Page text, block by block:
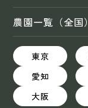
農園一覧（全国）
東京
愛知
大阪